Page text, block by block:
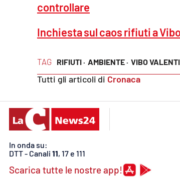
TAG RIFIUTI · AMBIENTE · VIBO
Tutti gli articoli di Cronaca
controllare
Inchiesta sul caos rifiuti a
In onda su:
DTT - Canali 11, 17 e 111
Scarica tutte le nostre app!